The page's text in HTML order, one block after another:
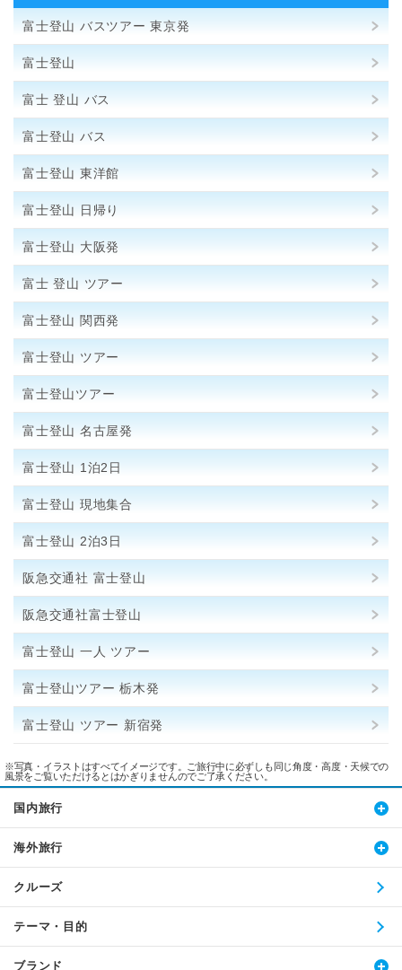
富士登山 バスツアー 東京発
富士登山
富士 登山 バス
富士登山 バス
富士登山 東洋館
富士登山 日帰り
富士登山 大阪発
富士 登山 ツアー
富士登山 関西発
富士登山 ツアー
富士登山ツアー
富士登山 名古屋発
富士登山 1泊2日
富士登山 現地集合
富士登山 2泊3日
阪急交通社 富士登山
阪急交通社富士登山
富士登山 一人 ツアー
富士登山ツアー 栃木発
富士登山 ツアー 新宿発
※写真・イラストはすべてイメージです。ご旅行中に必ずしも同じ角度・高度・天候での
風景をご覧いただけるとはかぎりませんのでご了承ください。
国内旅行
海外旅行
クルーズ
テーマ・目的
ブランド